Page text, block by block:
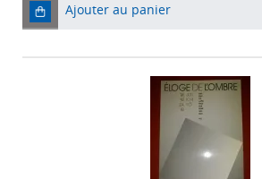
Ajouter au panier